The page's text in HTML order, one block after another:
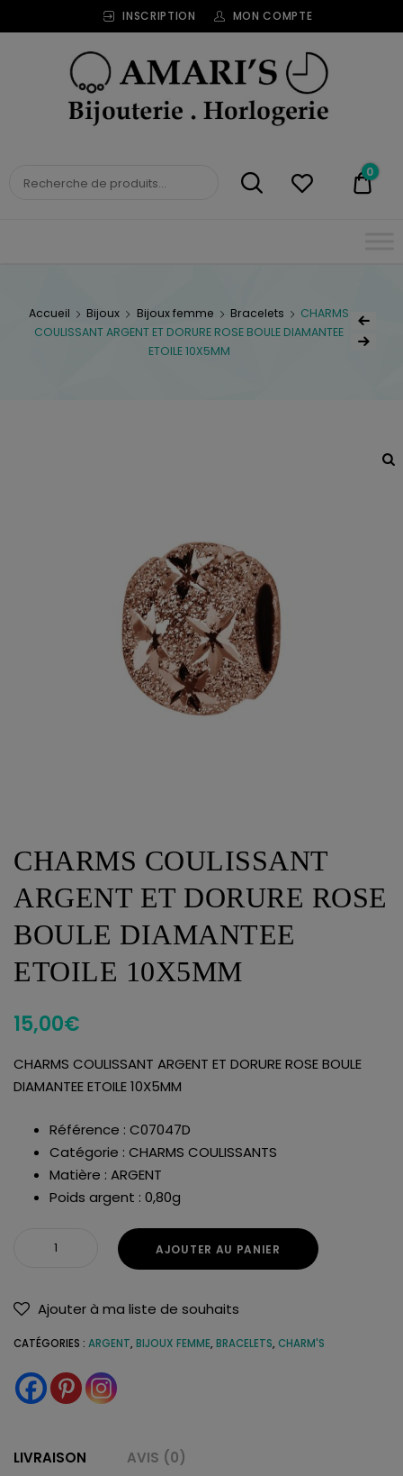
INSCRIPTION MON COMPTE
BIJOUTERIE
0
Accueil Bijoux Bijoux femme Bracelets
CHARMS
COULISSANT ARGENT ET DORURE ROSE BOULE DIAMANTEE
ETOILE 10X5MM
CHARMS COULISSANT
ARGENT ET DORURE ROSE
BOULE DIAMANTEE
ETOILE 10X5MM
15,00€
CHARMS COULISSANT ARGENT ET DORURE ROSE BOULE
DIAMANTEE ETOILE 10X5MM
Référence : C07047D
Catégorie : CHARMS COULISSANTS
Matière : ARGENT
Poids argent : 0,80g
AJOUTER AU PANIER
Ajouter à ma liste de souhaits
CATÉGORIES : ARGENT, BIJOUX FEMME, BRACELETS, CHARM'S
LIVRAISON AVIS (0)